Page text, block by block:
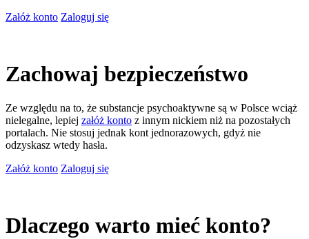
Załóż konto Zaloguj się
Zachowaj bezpieczeństwo
Ze względu na to, że substancje psychoaktywne są w Polsce wciąż
nielegalne, lepiej załóż konto z innym nickiem niż na pozostałych
portalach. Nie stosuj jednak kont jednorazowych, gdyż nie
odzyskasz wtedy hasła.
Załóż konto Zaloguj się
Dlaczego warto mieć konto?